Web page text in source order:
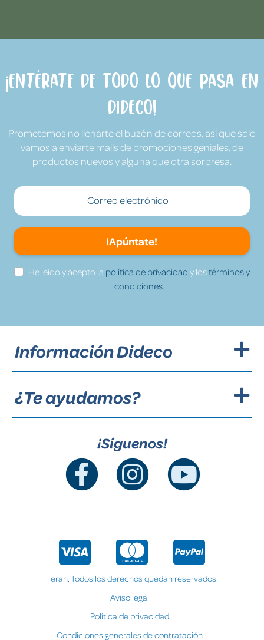
¡Entérate de todo lo que pasa en
Dideco!
Prometemos no llenarte el buzón de correos, así que solo
vamos a enviarte mails de promociones geniales, de
productos nuevos y alguna que otra sorpresa.
¡Apúntate!
He leído y acepto la política de privacidad y lostérminos y
condiciones.
Información Dideco
¿Te ayudamos?
¡Síguenos!
Feran. Todos los derechos quedan reservados.
Aviso legal
Política de privacidad
Condiciones generales de contratación